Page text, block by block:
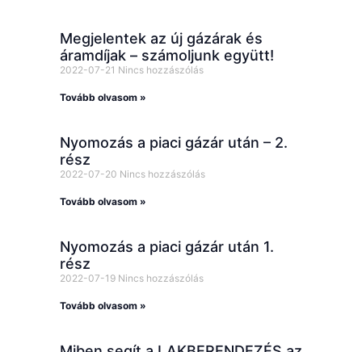
Megjelentek az új gázárak és
áramdíjak – számoljunk együtt!
2022-07-21 Nincs hozzászólás
Tovább olvasom »
Nyomozás a piaci gázár után – 2.
rész
2022-07-20 Nincs hozzászólás
Tovább olvasom »
Nyomozás a piaci gázár után 1.
rész
2022-07-19 Nincs hozzászólás
Tovább olvasom »